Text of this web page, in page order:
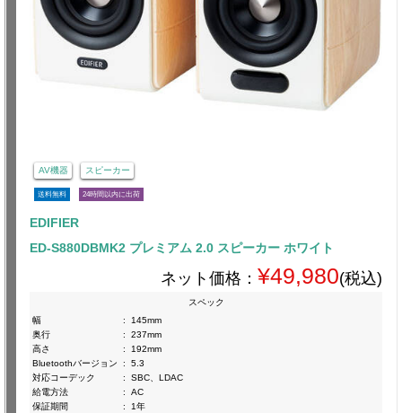
AV機器 スピーカー
送料無料 24時間以内に出荷
EDIFIER
ED-S880DBMK2 プレミアム 2.0 スピーカー ホワイト
ネット価格： ¥49,980(税込)
スペック
幅
:
145mm
奥行
:
237mm
高さ
:
192mm
Bluetoothバージョン
:
5.3
対応コーデック
:
SBC、LDAC
給電方法
:
AC
保証期間
: 1年